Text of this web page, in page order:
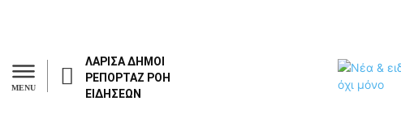
MENU
ΛΑΡΙΣΑ ΔΗΜΟΙ
ΡΕΠΟΡΤΑΖ ΡΟΗ
ΕΙΔΗΣΕΩΝ